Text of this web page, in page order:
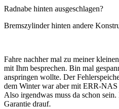
Radnabe hinten ausgeschlagen?
Bremszylinder hinten andere
Fahre nachher mal zu meiner
mit Ihm besprechen. Bin mal
anspringen wollte. Der
dem Winter war aber mit ERR-NAS
Also irgendwas muss da schon
Garantie drauf.